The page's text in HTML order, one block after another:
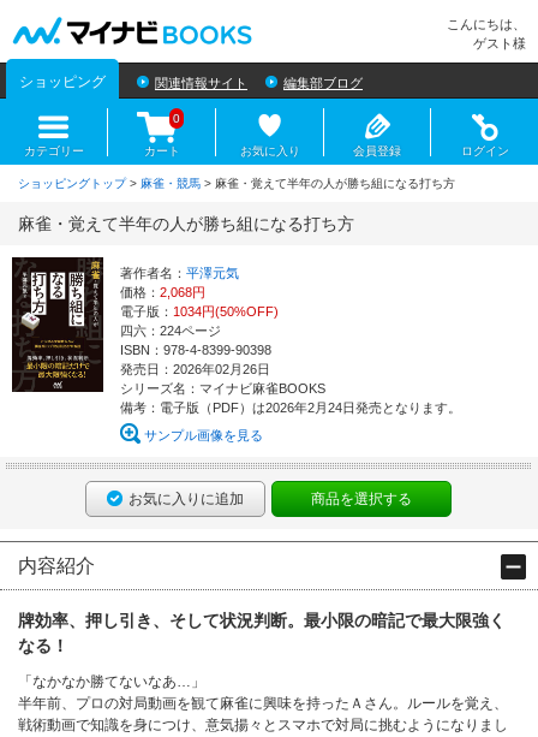
こんにちは、
ゲスト様
ショッピング 関連情報サイト 編集部ブログ
カテゴリー カート
0
お気に入り 会員登録 ログイン
ショッピングトップ> 麻雀・競馬 > 麻雀・覚えて半年の人が勝ち組になる打ち方
麻雀・覚えて半年の人が勝ち組になる打ち方
著作者名： 平澤元気
価格： 2,068円
電子版： 1034円(50%OFF)
四六：224ページ
ISBN：978-4-8399-90398
発売日：2026年02月26日
シリーズ名：マイナビ麻雀BOOKS
備考：電子版（PDF）は2026年2月24日発売となります。
サンプル画像を見る
お気に入りに追加 商品を選択する
内容紹介
牌効率、押し引き、そして状況判断。最小限の暗記で最大限強く
なる！
「なかなか勝てないなあ…」
半年前、プロの対局動画を観て麻雀に興味を持ったＡさん。ルールを覚え、
戦術動画で知識を身につけ、意気揚々とスマホで対局に挑むようになりまし